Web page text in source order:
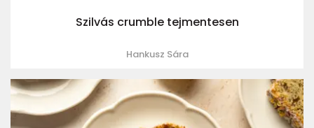
Szilvás crumble tejmentesen
Hankusz Sára